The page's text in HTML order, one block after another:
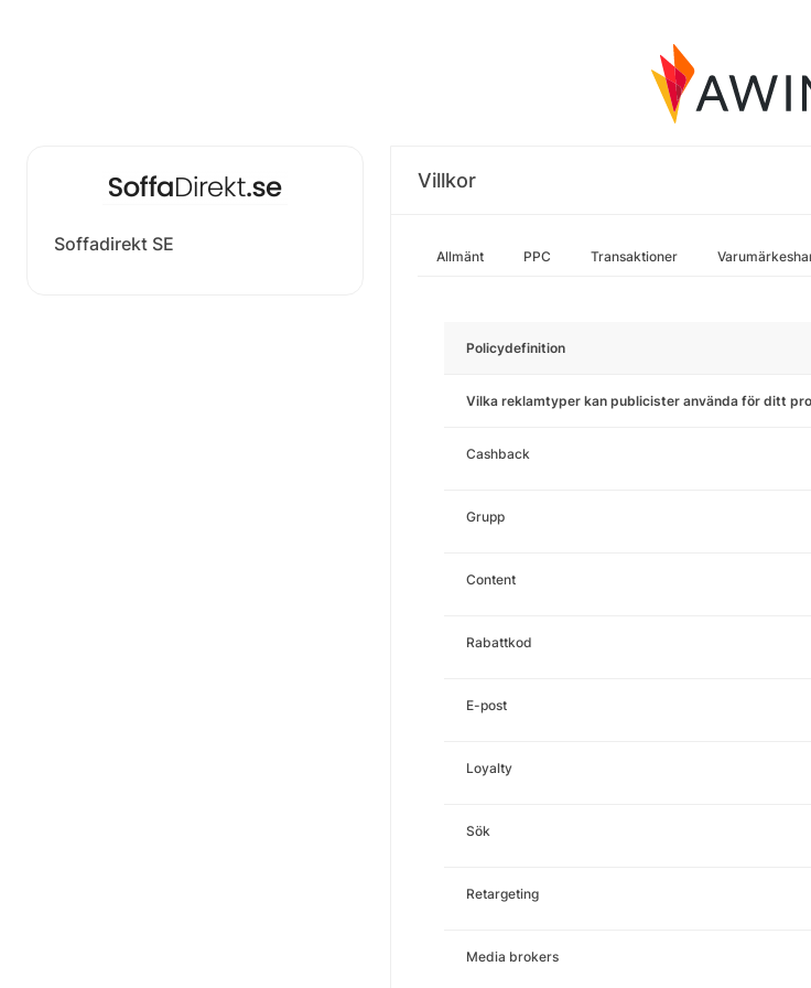
Soffadirekt SE
Villkor
Allmänt PPC Transaktioner
Policydefinition
Vilka reklamtyper kan publicister använda för ditt
Cashback
Grupp
Content
Rabattkod
E-post
Loyalty
Sök
Retargeting
Media brokers